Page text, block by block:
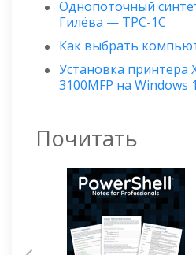
Однопоточный
Гилёва — TPC-1C
Как выбрать
Установка принтера
3100MFP на Windows
Почитать